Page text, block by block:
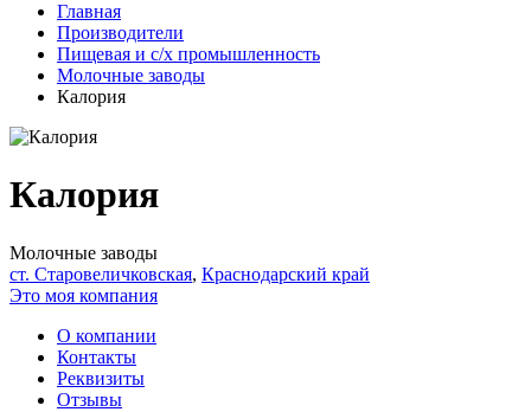
Главная
Производители
Пищевая и с/х промышленность
Молочные заводы
Калория
Калория
Молочные заводы
ст. Старовеличковская, Краснодарский край
Это моя компания
О компании
Контакты
Реквизиты
Отзывы